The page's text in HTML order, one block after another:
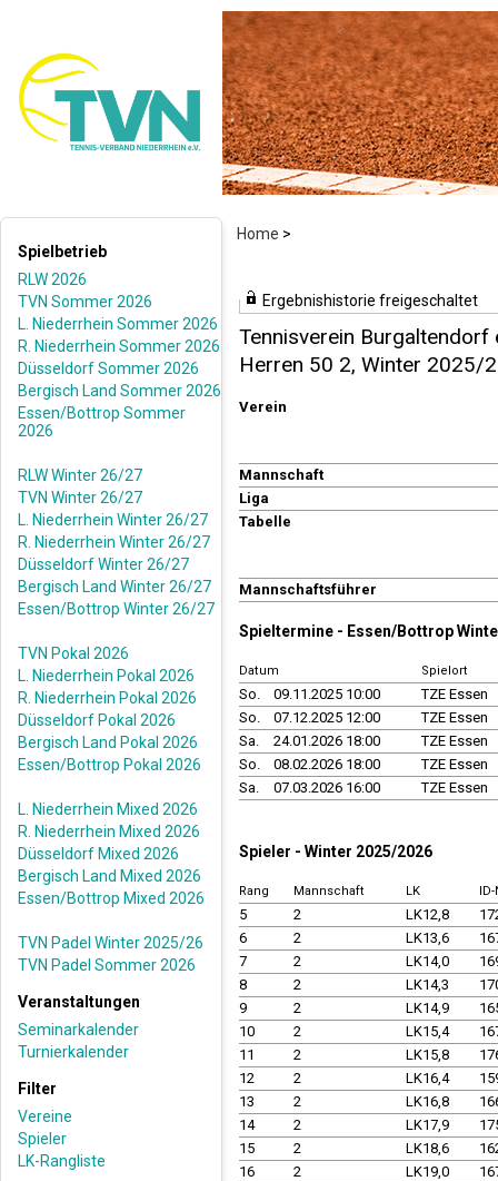
Home >
Spielbetrieb
RLW 2026
TVN Sommer 2026
L. Niederrhein Sommer 2026
R. Niederrhein Sommer 2026
Düsseldorf Sommer 2026
Bergisch Land Sommer 2026
Essen/Bottrop Sommer
2026
RLW Winter 26/27
TVN Winter 26/27
L. Niederrhein Winter 26/27
R. Niederrhein Winter 26/27
Düsseldorf Winter 26/27
Bergisch Land Winter 26/27
Essen/Bottrop Winter 26/27
TVN Pokal 2026
L. Niederrhein Pokal 2026
R. Niederrhein Pokal 2026
Düsseldorf Pokal 2026
Bergisch Land Pokal 2026
Essen/Bottrop Pokal 2026
L. Niederrhein Mixed 2026
R. Niederrhein Mixed 2026
Düsseldorf Mixed 2026
Bergisch Land Mixed 2026
Essen/Bottrop Mixed 2026
TVN Padel Winter 2025/26
TVN Padel Sommer 2026
Veranstaltungen
Seminarkalender
Turnierkalender
Filter
Vereine
Spieler
LK-Rangliste
Ergebnishistorie freigeschaltet
Tennisverein Burgaltendorf
Herren 50 2, Winter 2025/
Verein
Mannschaft
Liga
Tabelle
Mannschaftsführer
Spieltermine - Essen/Bottrop
Datum Spielort
So. 09.11.2025 10:00
TZE Essen
So.
07.12.2025 12:00
TZE Essen
Sa.
24.01.2026 18:00
TZE Essen
So.
08.02.2026 18:00
TZE Essen
Sa.
07.03.2026 16:00 TZE Essen
Spieler - Winter 2025/2026
Rang Mannschaft LK
5 2 LK12,8
6
2 LK13,6
7
2 LK14,0
8
2 LK14,3
9
2 LK14,9
10
2 LK15,4
11
2 LK15,8
12
2 LK16,4
13
2 LK16,8
14
2 LK17,9
15
2 LK18,6
16
2 LK19,0